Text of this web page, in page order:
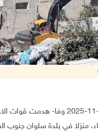
القدس 12-11-2025 وفا- هدمت
منزلا في بلدة سلوان